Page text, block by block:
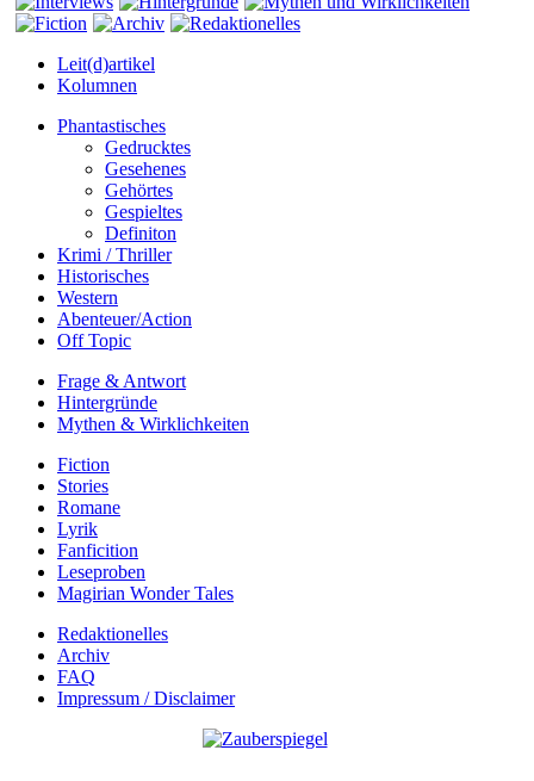
Leit(d)artikel
Kolumnen
Phantastisches
Gedrucktes
Gesehenes
Gehörtes
Gespieltes
Definiton
Krimi / Thriller
Historisches
Western
Abenteuer/Action
Off Topic
Frage & Antwort
Hintergründe
Mythen & Wirklichkeiten
Fiction
Stories
Romane
Lyrik
Fanficition
Leseproben
Magirian Wonder Tales
Redaktionelles
Archiv
FAQ
Impressum / Disclaimer